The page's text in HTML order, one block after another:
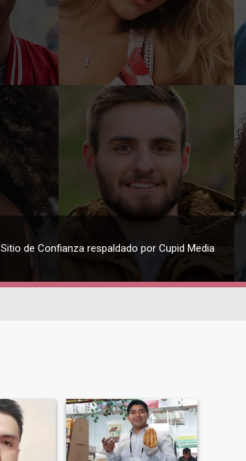
Sitio de Confianza respaldado por Cupid Media